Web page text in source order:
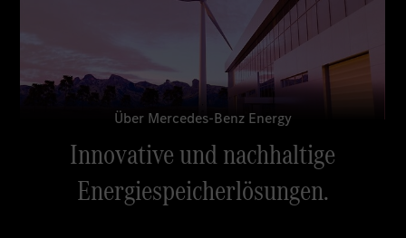
Über Mercedes-Benz Energy
Innovative und nachhaltige
Energiespeicherlösungen.